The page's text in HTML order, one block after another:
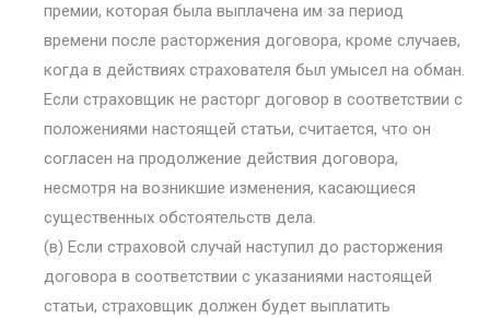
премии, которая была выплачена им за период
времени после расторжения договора, кроме случаев,
когда в действиях страхователя был умысел на обман.
Если страховщик не расторг договор в соответствии с
положениями настоящей статьи, считается, что он
согласен на продолжение действия договора,
несмотря на возникшие изменения, касающиеся
существенных обстоятельств дела.
(в) Если страховой случай наступил до расторжения
договора в соответствии с указаниями настоящей
статьи, страховщик должен будет выплатить